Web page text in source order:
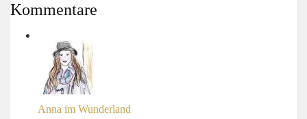
Kommentare
Anna im Wunderland